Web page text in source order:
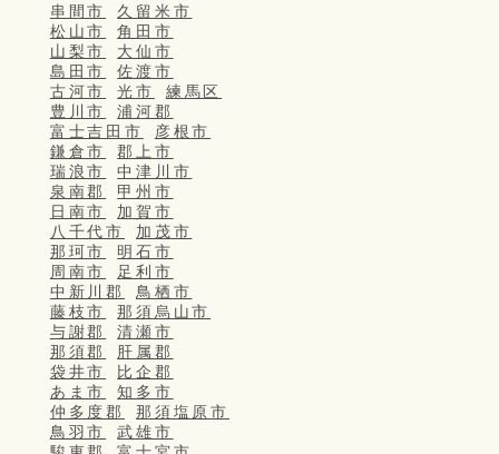
串間市
久留米市
松山市
角田市
山梨市
大仙市
島田市
佐渡市
古河市
光市
練馬区
豊川市
浦河郡
富士吉田市
彦根市
鎌倉市
郡上市
瑞浪市
中津川市
泉南郡
甲州市
日南市
加賀市
八千代市
加茂市
那珂市
明石市
周南市
足利市
中新川郡
鳥栖市
藤枝市
那須烏山市
与謝郡
清瀬市
那須郡
肝属郡
袋井市
比企郡
あま市
知多市
仲多度郡
那須塩原市
鳥羽市
武雄市